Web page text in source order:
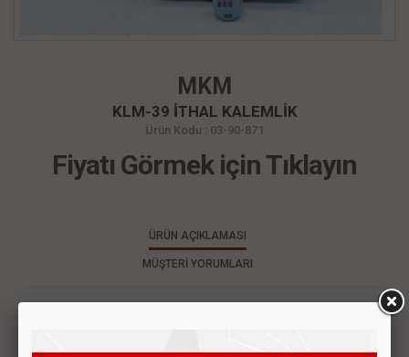
MKM
KLM-39 İTHAL KALEMLİK
Ürün Kodu : 03-90-871
Fiyatı Görmek için Tıklayın
ÜRÜN AÇIKLAMASI
MÜŞTERİ YORUMLARI
BENZER ÜRÜNLER